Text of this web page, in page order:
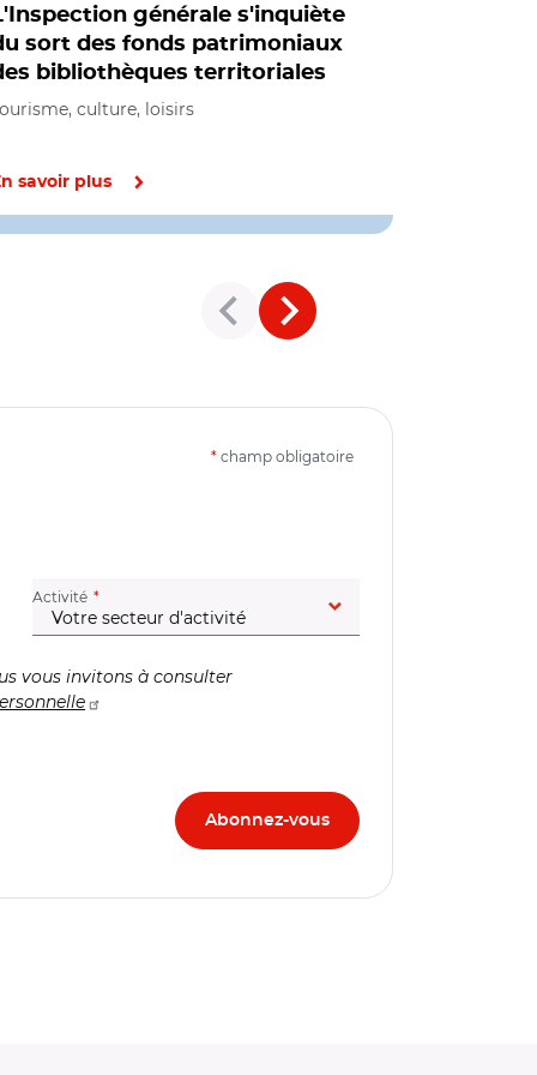
générale s'inquiète
sort des fonds patrimoniaux
bibliothèques territoriales
culture, loisirs
savoir plus
* champ obligatoire
Activité (champ obligatoire)
vous invitons à consulter